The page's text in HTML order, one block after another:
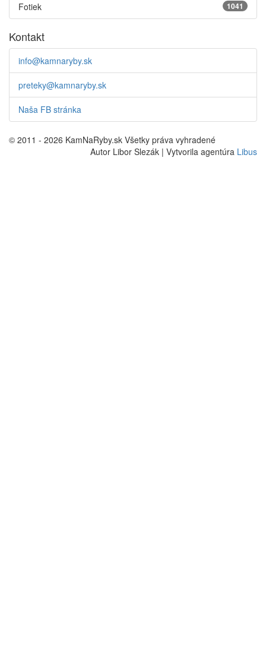
1041
Fotiek
Kontakt
info@kamnaryby.sk
preteky@kamnaryby.sk
Naša FB stránka
© 2011 - 2026 KamNaRyby.sk Všetky práva vyhradené
Autor Libor Slezák | Vytvorila agentúra Libus